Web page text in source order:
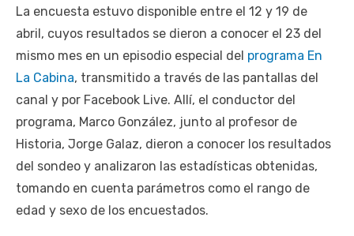
La encuesta estuvo disponible entre el 12 y 19 de
abril, cuyos resultados se dieron a conocer el 23 del
mismo mes en un episodio especial del programa En
La Cabina, transmitido a través de las pantallas del
canal y por Facebook Live. Allí, el conductor del
programa, Marco González, junto al profesor de
Historia, Jorge Galaz, dieron a conocer los resultados
del sondeo y analizaron las estadísticas obtenidas,
tomando en cuenta parámetros como el rango de
edad y sexo de los encuestados.